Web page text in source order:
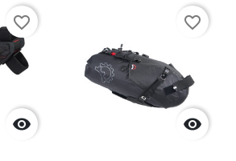

favorite_border

favorite_border